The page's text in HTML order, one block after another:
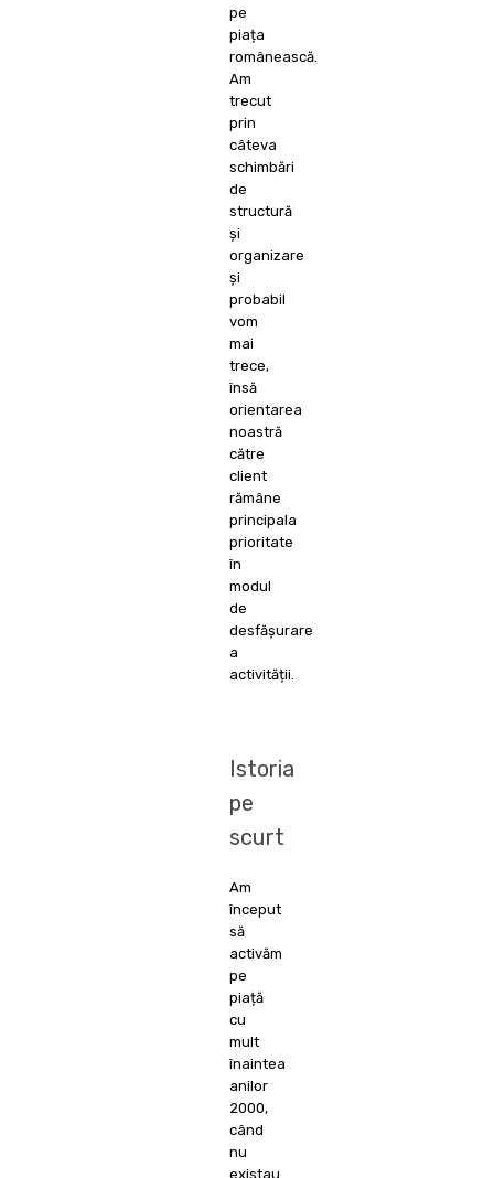
pe
piața
românească.
Am
trecut
prin
câteva
schimbări
de
structură
și
organizare
și
probabil
vom
mai
trece,
însă
orientarea
noastră
către
client
rămâne
principala
prioritate
în
modul
de
desfășurare
a
activității.
Istoria
pe
scurt
Am
început
să
activăm
pe
piață
cu
mult
înaintea
anilor
2000,
când
nu
existau